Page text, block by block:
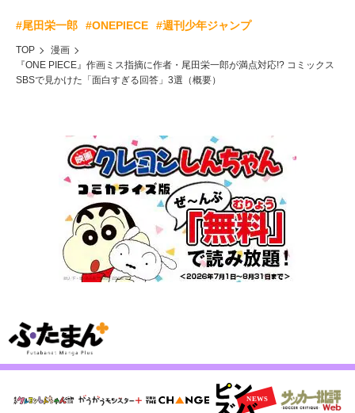
#尾田栄一郎 #ONEPIECE #週刊少年ジャンプ
TOP
漫画
『ONE PIECE』作画ミス指摘に作者・尾田栄一郎が満点対応!? コミックス
SBSで見かけた「面白すぎる回答」3選（概要）